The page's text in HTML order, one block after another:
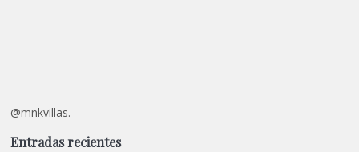
@mnkvillas.
Entradas recientes